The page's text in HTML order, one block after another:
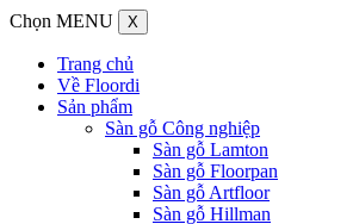
Chọn MENU X
Trang chủ
Về Floordi
Sản phẩm
Sàn gỗ Công nghiệp
Sàn gỗ Lamton
Sàn gỗ Floorpan
Sàn gỗ Artfloor
Sàn gỗ Hillman